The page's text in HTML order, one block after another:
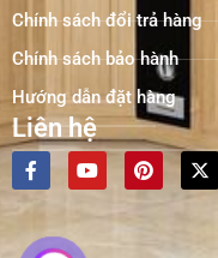
Chính sách đổi trả hàng
Chính sách bảo hành
Hướng dẫn đặt hàng
Liên hệ